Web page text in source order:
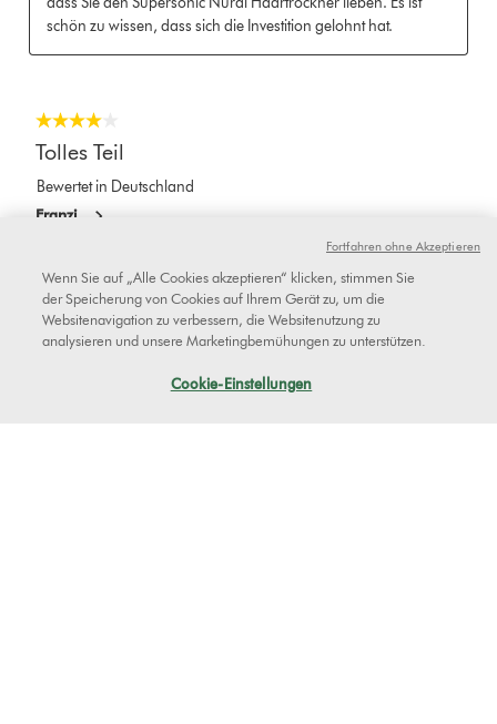
Wenn Sie auf „Alle Cookies akzeptieren“ klicken, stimmen Sie
der Speicherung von Cookies auf Ihrem Gerät zu, um die
Websitenavigation zu verbessern, die Websitenutzung zu
analysieren und unsere Marketingbemühungen zu unterstützen.
Cookie-Einstellungen
Fortfahren ohne Akzeptieren